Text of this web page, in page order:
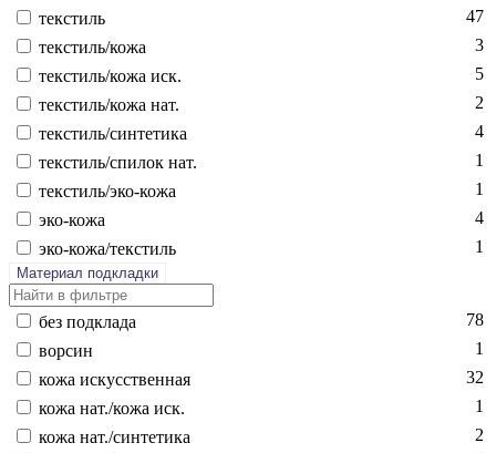
текс­тиль
47
текс­тиль/ко­жа
3
текс­тиль/ко­жа иск.
5
текс­тиль/ко­жа нат.
2
текс­тиль/син­те­тика
4
текс­тиль/спи­лок нат.
1
текс­тиль/эко-ко­жа
1
эко-ко­жа
4
эко-ко­жа/текс­тиль
1
Материал подкладки
без подк­ла­да
78
вор­син
1
ко­жа ис­кусс­твен­ная
32
ко­жа нат./ко­жа иск.
1
ко­жа нат./син­те­тика
2